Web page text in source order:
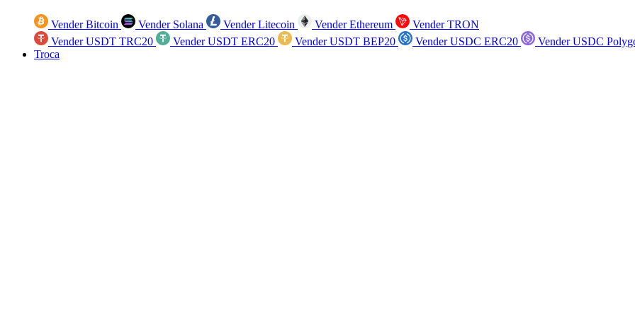
Vender Bitcoin Vender Solana Vender Litecoin Vender Ethereum
Vender TRON
Vender USDT TRC20
Vender USDT ERC20 Vender USDT BEP20 Vender USDC ERC20
Vender USDC
Troca